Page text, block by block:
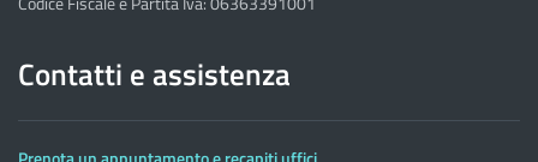
Contatti e assistenza